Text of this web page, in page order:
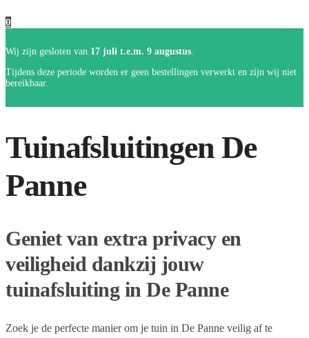
0
Wij zijn gesloten van 17 juli t.e.m. 9 augustus.
Tijdens deze periode worden er geen bestellingen verwerkt en zijn wij niet
bereikbaar.
Tuinafsluitingen De
Panne
Geniet van extra privacy en
veiligheid dankzij jouw
tuinafsluiting in De Panne
Zoek je de perfecte manier om je tuin in De Panne veilig af te